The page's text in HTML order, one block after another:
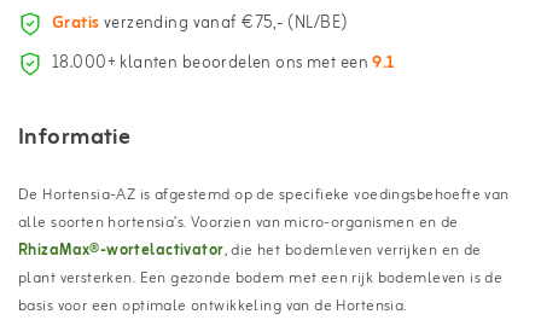
Gratisverzending vanaf €75,- (NL/BE)
18.000+ klanten beoordelen ons met een9.1
Informatie
De Hortensia-AZ is afgestemd op de specifieke voedingsbehoefte van
alle soorten hortensia’s. Voorzien van micro-organismen en de
RhizaMax®-wortelactivator,die het bodemleven verrijken en de
plant versterken. Een gezonde bodem met een rijk bodemleven is de
basis voor een optimale ontwikkeling van de Hortensia.